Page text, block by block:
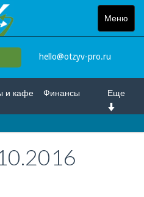
Меню
Toggle
hello@otzyv-pro.ru
Еще
и кафе Финансы
Транспорт